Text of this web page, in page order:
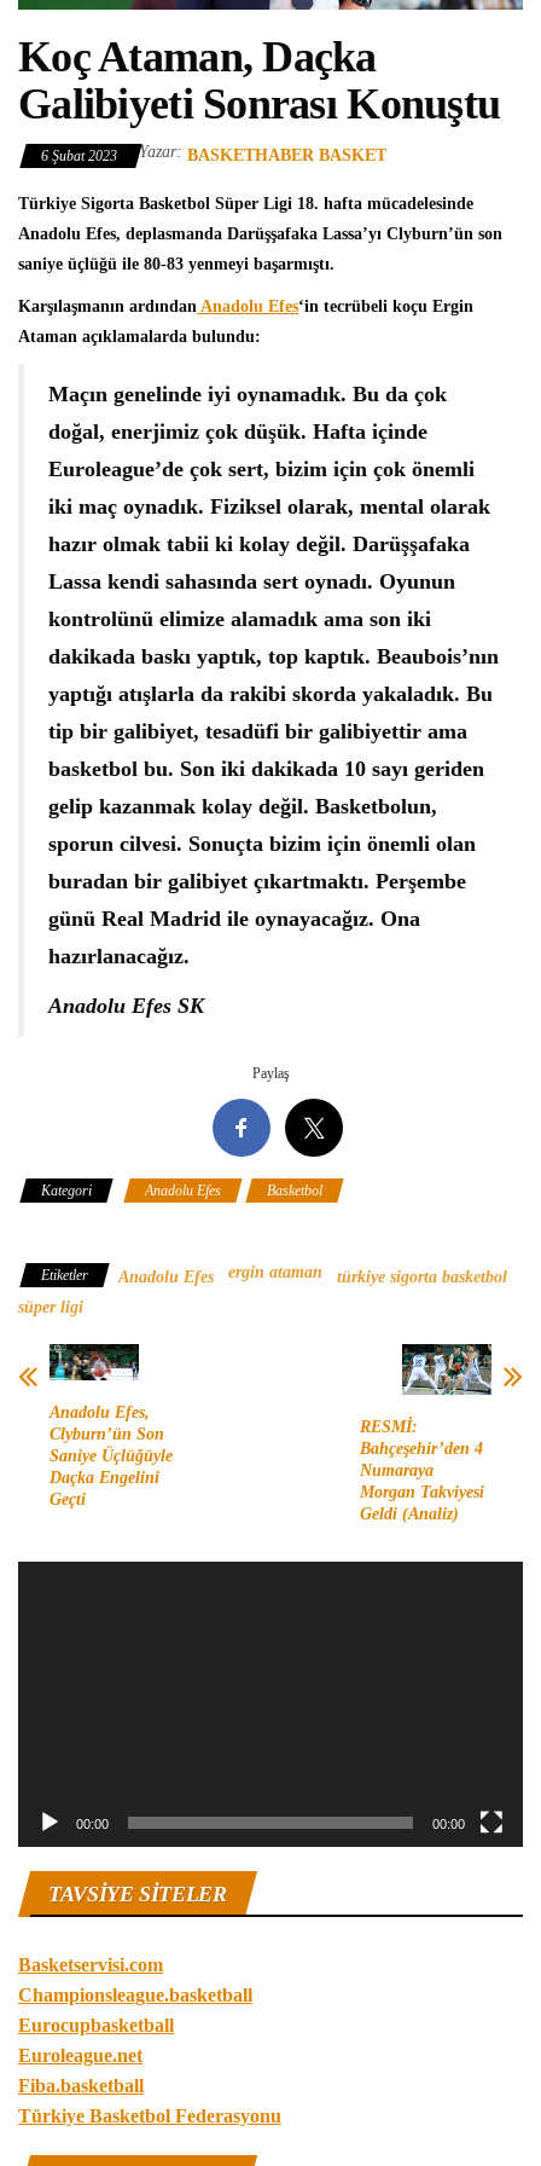
Koç Ataman, Daçka
Galibiyeti Sonrası Konuştu
6 Şubat 2023 Yazar: BASKETHABER BASKET
Türkiye Sigorta Basketbol Süper Ligi 18. hafta mücadelesinde
Anadolu Efes, deplasmanda Darüşşafaka Lassa’yı Clyburn’ün son
saniye üçlüğü ile 80-83 yenmeyi başarmıştı.
Karşılaşmanın ardından Anadolu Efes‘in tecrübeli koçu Ergin
Ataman açıklamalarda bulundu:
Maçın genelinde iyi oynamadık. Bu da çok
doğal, enerjimiz çok düşük. Hafta içinde
Euroleague’de çok sert, bizim için çok önemli
iki maç oynadık. Fiziksel olarak, mental olarak
hazır olmak tabii ki kolay değil. Darüşşafaka
Lassa kendi sahasında sert oynadı. Oyunun
kontrolünü elimize alamadık ama son iki
dakikada baskı yaptık, top kaptık. Beaubois’nın
yaptığı atışlarla da rakibi skorda yakaladık. Bu
tip bir galibiyet, tesadüfi bir galibiyettir ama
basketbol bu. Son iki dakikada 10 sayı geriden
gelip kazanmak kolay değil. Basketbolun,
sporun cilvesi. Sonuçta bizim için önemli olan
buradan bir galibiyet çıkartmaktı. Perşembe
günü Real Madrid ile oynayacağız. Ona
hazırlanacağız.
Anadolu Efes SK
Paylaş
Kategori Anadolu Efes Basketbol
Etiketler Anadolu Efes ergin ataman
türkiye sigorta basketbol
süper ligi
Anadolu Efes,
Clyburn’ün Son
Saniye Üçlüğüyle
Daçka Engelini
Geçti
RESMİ:
Bahçeşehir’den 4
Numaraya
Morgan Takviyesi
Geldi (Analiz)
00:00 00:00
TAVSIYE SITELER
Basketservisi.com
Championsleague.basketball
Eurocupbasketball
Euroleague.net
Fiba.basketball
Türkiye Basketbol Federasyonu